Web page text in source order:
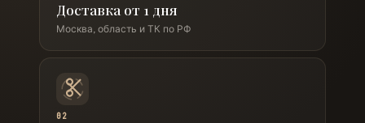
Доставка от 1 дня
Москва, область и ТК по РФ
02